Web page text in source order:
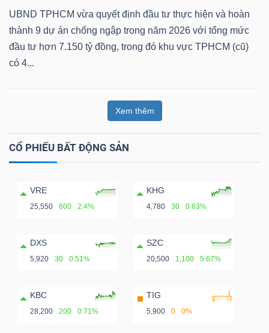
UBND TPHCM vừa quyết định đầu tư thực hiện và hoàn
thành 9 dự án chống ngập trong năm 2026 với tổng mức
đầu tư hơn 7.150 tỷ đồng, trong đó khu vực TPHCM (cũ)
có 4...
Xem thêm
CỔ PHIẾU BẤT ĐỘNG SẢN
VRE
25,550 600 2.4%
KHG
4,780 30 0.63%
DXS
5,920 30 0.51%
SZC
20,500 1,100 5.67%
KBC
28,200 200 0.71%
TIG
5,900 0 0%